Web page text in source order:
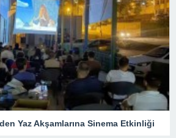
Yaz Akşamlarına Sinema Etkinliği